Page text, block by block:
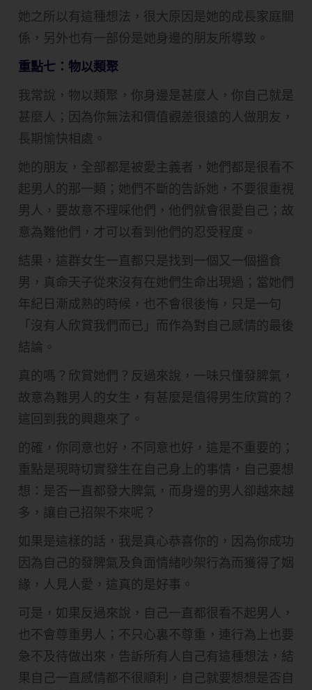
她之所以有這種想法，很大原因是她的成長家庭關
係，另外也有一部份是她身邊的朋友所導致。
重點七：物以類聚
我常說，物以類聚，你身邊是甚麼人，你自己就是
甚麼人；因為你無法和價值觀差很遠的人做朋友，
長期愉快相處。
她的朋友，全部都是被愛主義者，她們都是很看不
起男人的那一類；她們不斷的告訴她，不要很重視
男人，要故意不理啋他們，他們就會很愛自己；故
意為難他們，才可以看到他們的忍受程度。
結果，這群女生一直都只是找到一個又一個搵食
男，真命天子從來沒有在她們生命出現過；當她們
年紀日漸成熟的時候，也不會很後悔，只是一句
「沒有人欣賞我們而已」而作為對自己感情的最後
結論。
真的嗎？欣賞她們？反過來說，一味只懂發脾氣，
故意為難男人的女生，有甚麼是值得男生欣賞的？
這回到我的興趣來了。
的確，你同意也好，不同意也好，這是不重要的；
重點是現時切實發生在自己身上的事情，自己要想
想：是否一直都發大脾氣，而身邊的男人卻越來越
多，讓自己招架不來呢？
如果是這樣的話，我是真心恭喜你的，因為你成功
因為自己的發脾氣及負面情緒吵架行為而獲得了姻
緣，人見人愛，這真的是好事。
可是，如果反過來說，自己一直都很看不起男人，
也不會尊重男人；不只心裏不尊重，連行為上也要
急不及待做出來，告訴所有人自己有這種想法，結
果自己一直感情都不很順利，自己就要想想是否自